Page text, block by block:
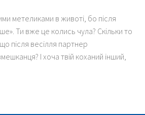
метеликами в животі, бо після
Ти вже це колись чула? Скільки то
після весілля партнер
І хоча твій коханий інший,